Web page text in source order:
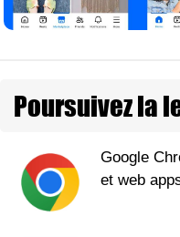
Poursuivez la
Google
et web